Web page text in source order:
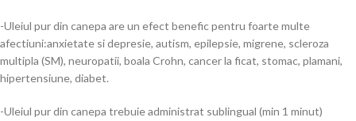
-Uleiul pur din canepa are un efect benefic pentru foarte multe
afectiuni:anxietate si depresie, autism, epilepsie, migrene, scleroza
multipla (SM), neuropatii, boala Crohn, cancer la ficat, stomac, plamani,
hipertensiune, diabet.
-Uleiul pur din canepa trebuie administrat sublingual (min 1 minut)